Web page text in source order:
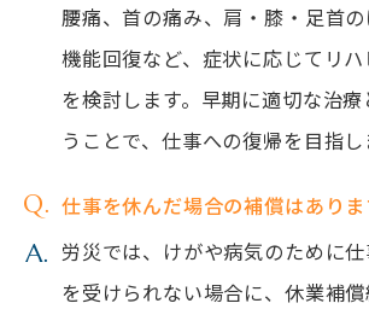
腰痛、首の痛み、肩・膝・足首
機能回復など、症状に応じてリ
を検討します。早期に適切な治
うことで、仕事への復帰を目指し
仕事を休んだ場合の補償はありま
労災では、けがや病気のために
を受けられない場合に、休業補